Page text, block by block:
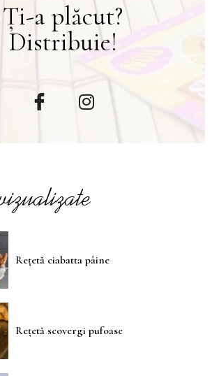
Ți-a plăcut?
Distribuie!
Rețetă ciabatta pâine
Rețetă scovergi pufoase